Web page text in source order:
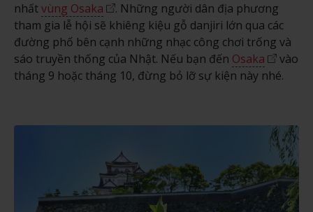
nhấtvùng Osaka
. Những người dân địa phương
tham gia lễ hội sẽ khiêng kiệu gỗ danjiri lớn qua các
đường phố bên cạnh những nhạc công chơi trống và
sáo truyền thống của Nhật. Nếu bạn đến Osaka
vào
tháng 9 hoặc tháng 10, đừng bỏ lỡ sự kiện này nhé.